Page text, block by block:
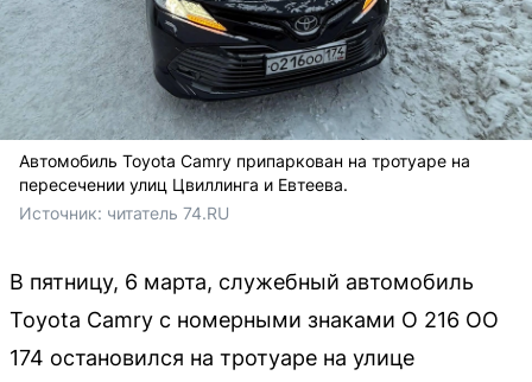
Автомобиль Toyota Camry припаркован на тротуаре на
пересечении улиц Цвиллинга и Евтеева.
Источник: читатель 74.RU
В пятницу, 6 марта, служебный автомобиль
Toyota Camry с номерными знаками О 216 ОО
174 остановился на тротуаре на улице